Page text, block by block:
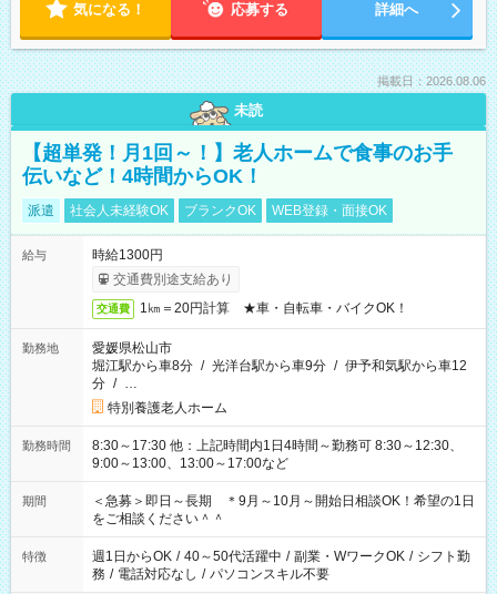
気になる！ 応募する 詳細へ
掲載日：2026.08.06
未読
【超単発！月1回～！】老人ホームで食事のお手
伝いなど！4時間からOK！
派遣 社会人未経験OK ブランクOK WEB登録・面接OK
給与
時給1300円
交通費別途支給あり
交通費 1㎞＝20円計算 ★車・自転車・バイクOK！
勤務地
愛媛県松山市
堀江駅から車8分 / 光洋台駅から車9分 / 伊予和気駅から車12
分 / …
特別養護老人ホーム
勤務時間
8:30～17:30 他：上記時間内1日4時間～勤務可 8:30～12:30、
9:00～13:00、13:00～17:00など
期間
＜急募＞即日～長期 ＊9月～10月～開始日相談OK！希望の1日
をご相談ください＾＾
特徴 週1日からOK / 40～50代活躍中 / 副業・WワークOK / シフト勤
務 / 電話対応なし / パソコンスキル不要